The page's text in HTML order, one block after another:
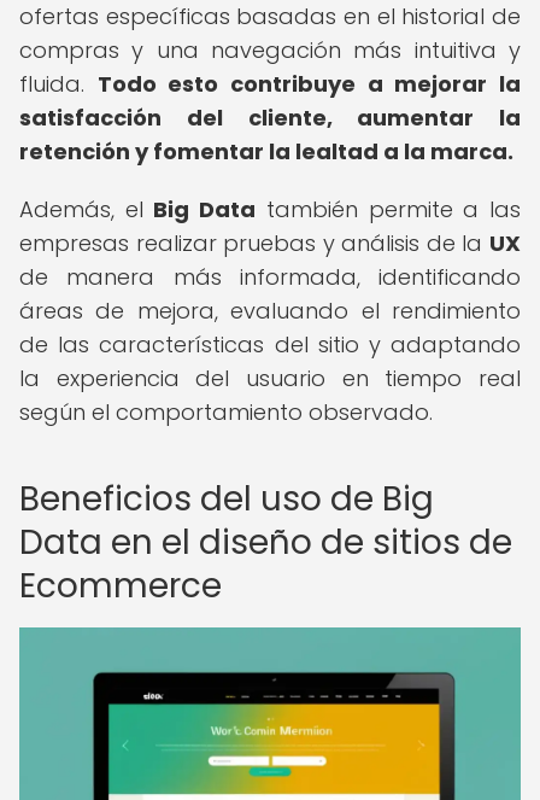
ofertas específicas basadas en el historial de
compras y una navegación más intuitiva y
fluida. Todo esto contribuye a mejorar la
satisfacción del cliente, aumentar la
retención y fomentar la lealtad a la marca.
Además, el Big Data también permite a las
empresas realizar pruebas y análisis de la UX
de manera más informada, identificando
áreas de mejora, evaluando el rendimiento
de las características del sitio y adaptando
la experiencia del usuario en tiempo real
según el comportamiento observado.
Beneficios del uso de Big
Data en el diseño de sitios de
Ecommerce